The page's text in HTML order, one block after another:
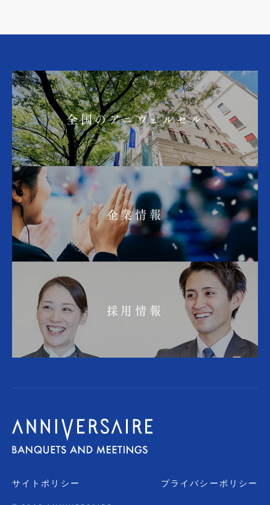
全国のアニヴェルセル
企業情報
採用情報
サイトポリシー プライバシーポリシー